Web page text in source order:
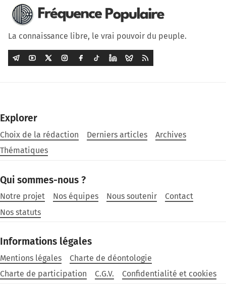
La connaissance libre, le vrai pouvoir du peuple.
Explorer
Choix de la rédaction Derniers articles
Archives
Thématiques
Qui sommes-nous ?
Notre projet Nos équipes Nous soutenir
Contact
Nos statuts
Informations légales
Mentions légales
Charte de déontologie
Charte de participation
C.G.V. Confidentialité et cookies